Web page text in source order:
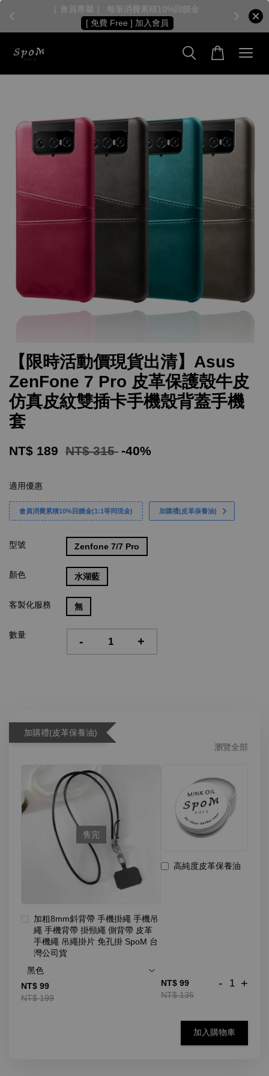
［ 會員專屬 ］ 每筆消費累積10%回饋金
[ 免費 Free ] 加入會員
【限時活動價現貨出清】Asus
ZenFone 7 Pro 皮革保護殼牛皮
仿真皮紋雙插卡手機殼背蓋手機
套
NT$ 189 NT$ 315 -40%
適用優惠
會員消費累積10%回饋金(1:1等同現金) 加購禮(皮革保養油)
型號 Zenfone 7/7 Pro
顏色 水湖藍
客製化服務 無
數量 - +
加購禮(皮革保養油)
瀏覽全部
售完
加粗8mm斜背帶 手機掛繩 手機吊
繩 手機背帶 掛頸繩 側背帶 皮革
手機繩 吊繩掛片 免孔掛 SpoM 台
灣公司貨
NT$ 99
NT$ 199
高純度皮革保養油
NT$ 99
NT$ 135
- +
加入購物車